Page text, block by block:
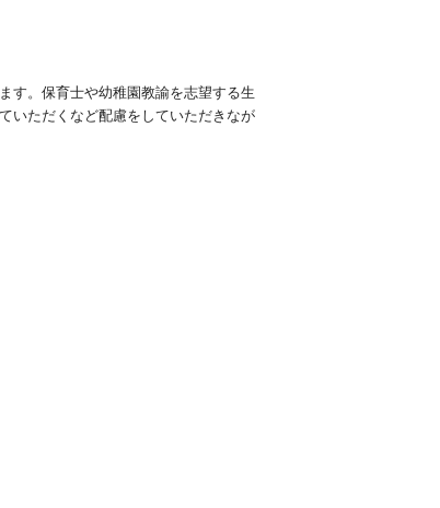
す。保育士や幼稚園教諭を志望する生
いただくなど配慮をしていただきなが